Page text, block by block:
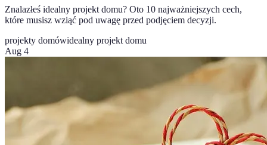
Znalazłeś idealny projekt domu? Oto 10 najważniejszych cech,
które musisz wziąć pod uwagę przed podjęciem decyzji.
projekty domówidealny projekt domu
Aug 4